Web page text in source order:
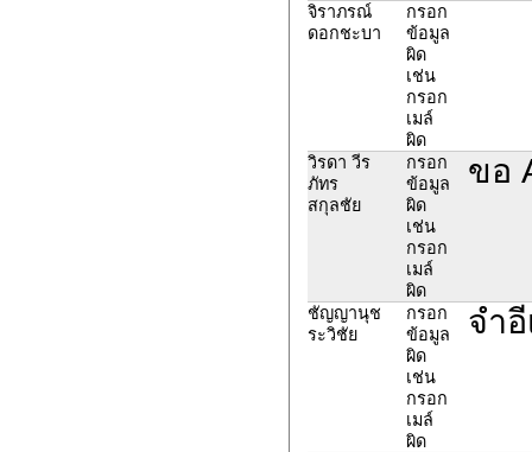
จิราภรณ์
ดอกชะบา
กรอก
ข้อมูล
ผิด
เช่น
กรอก
เมล์
ผิด
วิรดา วีร
ภัทร
สกุลชัย
กรอก
ข้อมูล
ผิด
เช่น
กรอก
เมล์
ผิด
ขอ
ชัญญานุช
ระวิชัย
กรอก
ข้อมูล
ผิด
เช่น
กรอก
เมล์
ผิด
จำ